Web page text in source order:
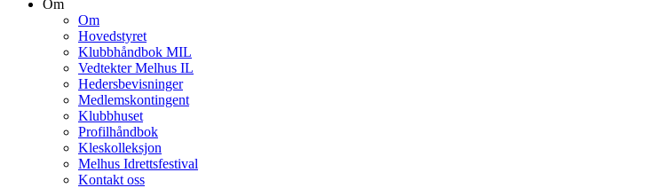
Om
Om
Hovedstyret
Klubbhåndbok MIL
Vedtekter Melhus IL
Hedersbevisninger
Medlemskontingent
Klubbhuset
Profilhåndbok
Kleskolleksjon
Melhus Idrettsfestival
Kontakt oss